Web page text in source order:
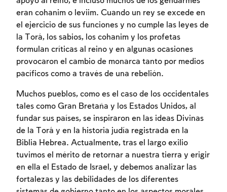
eran cohanim o leviim. Cuando un rey se excede en
el ejercicio de sus funciones y no cumple las leyes de
la Torá, los sabios, los cohanim y los profetas
formulan críticas al reino y en algunas ocasiones
provocaron el cambio de monarca tanto por medios
pacíficos como a través de una rebelión.
Muchos pueblos, como es el caso de los occidentales
tales como Gran Bretaña y los Estados Unidos, al
fundar sus países, se inspiraron en las ideas Divinas
de la Torá y en la historia judía registrada en la
Biblia Hebrea. Actualmente, tras el largo exilio
tuvimos el mérito de retornar a nuestra tierra y erigir
en ella el Estado de Israel, y debemos analizar las
fortalezas y las debilidades de los diferentes
Inscripcion requerida
Para marcar lo estudiado debe conectarse
Inscripcion Conectarse